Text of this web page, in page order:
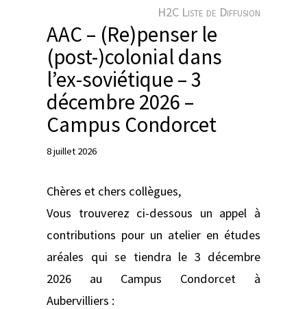
r
H2C Liste de Diffusion
AAC – (Re)penser le
(post-)colonial dans
l’ex-soviétique – 3
décembre 2026 –
Campus Condorcet
8 juillet 2026
Chères et chers collègues,
Vous trouverez ci-dessous un appel à
contributions pour un atelier en études
aréales qui se tiendra le 3 décembre
2026 au Campus Condorcet à
Aubervilliers :